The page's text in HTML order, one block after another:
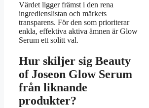
Värdet ligger främst i den rena
ingredienslistan och märkets
transparens. För den som prioriterar
enkla, effektiva aktiva ämnen är Glow
Serum ett solitt val.
Hur skiljer sig Beauty
of Joseon Glow Serum
från liknande
produkter?